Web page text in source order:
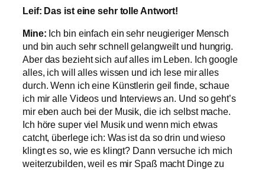
Leif: Das ist eine sehr tolle Antwort!
Mine: Ich bin einfach ein sehr neugieriger Mensch
und bin auch sehr schnell gelangweilt und hungrig.
Aber das bezieht sich auf alles im Leben. Ich google
alles, ich will alles wissen und ich lese mir alles
durch. Wenn ich eine Künstlerin geil finde, schaue
ich mir alle Videos und Interviews an. Und so geht’s
mir eben auch bei der Musik, die ich selbst mache.
Ich höre super viel Musik und wenn mich etwas
catcht, überlege ich: Was ist da so drin und wieso
klingt es so, wie es klingt? Dann versuche ich mich
weiterzubilden, weil es mir Spaß macht Dinge zu